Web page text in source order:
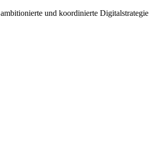
und koordinierte Digitalstrategie